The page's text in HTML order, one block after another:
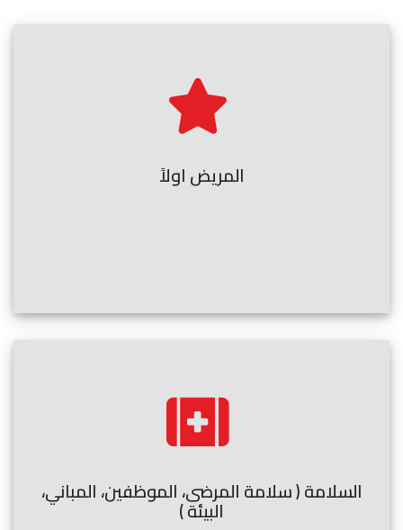
المريض اولاً
السلامة ( سلامة المرضى، الموظفين، المباني،
البيئة )